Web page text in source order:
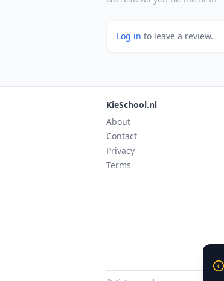
Log in to leave a review.
KieSchool.nl
About
Contact
Privacy
Terms